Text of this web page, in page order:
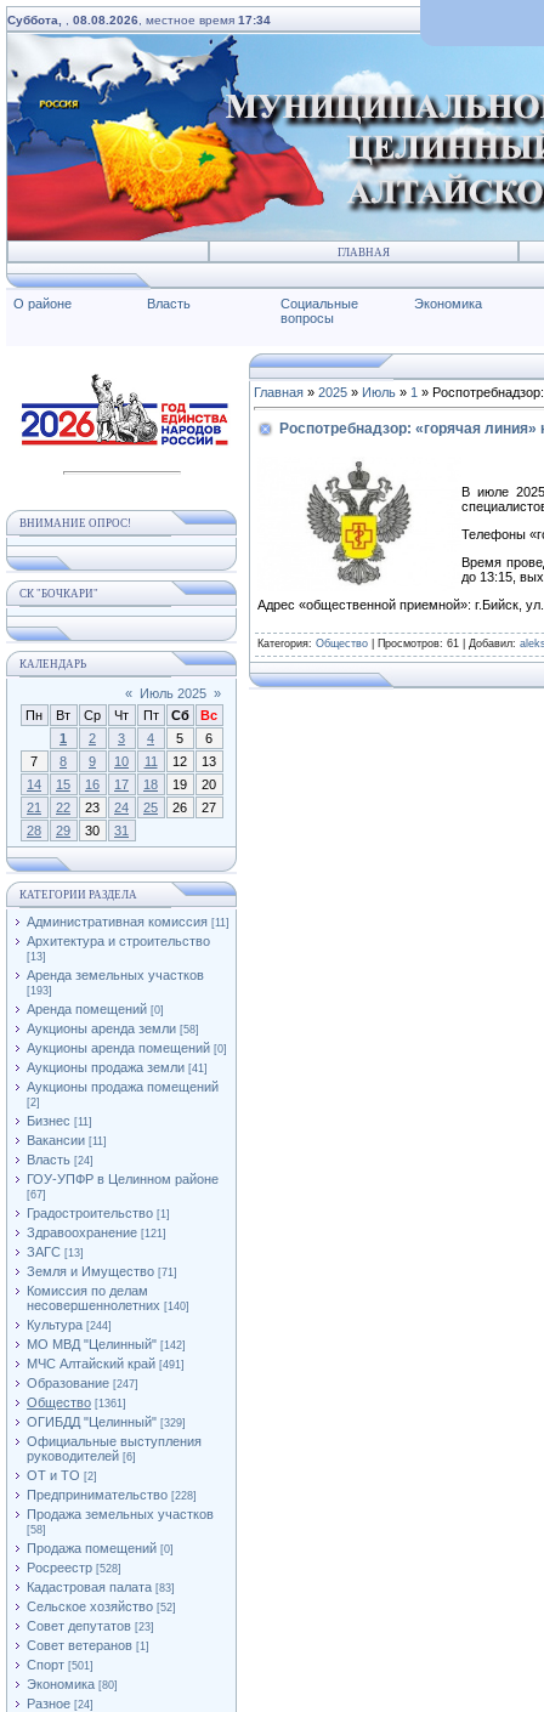
Суббота, 08.08.2026 , местное время 17:34
ГЛАВНАЯ
О районе Власть
Социальные
вопросы
Экономика
ВНИМАНИЕ ОПРОС!
СК "БОЧКАРИ"
КАЛЕНДАРЬ
« Июль 2025 »
Пн
Вт Ср Чт Пт Сб
Вс
1
2 3 4 5
6
7
8 9 10 11 12
13
14
15 16 17 18 19
20
21
22 23 24 25 26
27
28
29 30 31
КАТЕГОРИИ РАЗДЕЛА
Административная комиссия [11]
Архитектура и строительство
[13]
Аренда земельных участков
[193]
Аренда помещений [0]
Аукционы аренда земли [58]
Аукционы аренда помещений [0]
Аукционы продажа земли [41]
Аукционы продажа помещений
[2]
Бизнес [11]
Вакансии [11]
Власть [24]
ГОУ-УПФР в Целинном районе
[67]
Градостроительство [1]
Здравоохранение [121]
ЗАГС [13]
Земля и Имущество [71]
Комиссия по делам
несовершеннолетних [140]
Культура [244]
МО МВД "Целинный" [142]
МЧС Алтайский край [491]
Образование [247]
Общество [1361]
ОГИБДД "Целинный" [329]
Официальные выступления
руководителей [6]
ОТ и ТО [2]
Предпринимательство [228]
Продажа земельных участков
[58]
Продажа помещений [0]
Росреестр [528]
Кадастровая палата [83]
Сельское хозяйство [52]
Совет депутатов [23]
Совет ветеранов [1]
Спорт [501]
Экономика [80]
Разное [24]
Главная » 2025 » Июль » 1 »
Роспотребнадзор: «горячая
В июле 2025
Телефоны
Время
до 13:15,
Адрес «общественной приемной»: г.Бийск,
Категория: Общество Просмотров: 61 | Добавил: